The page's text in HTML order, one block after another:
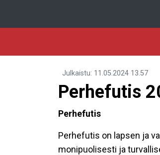
Julkaistu: 11.05.2024 13.57
Perhefutis
Perhefutis
Perhefutis on lapsen ja
monipuolisesti ja